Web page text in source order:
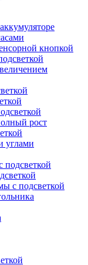
кнопкой
рост
углами
подсветкой
с подсветкой